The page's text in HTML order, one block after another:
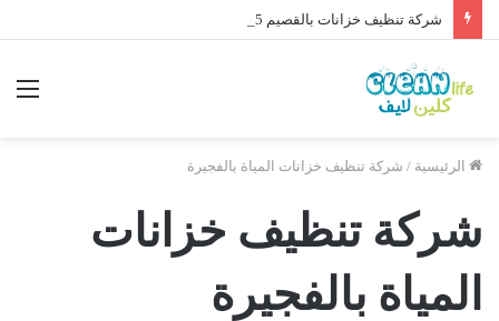
شركة تنظيف خزانات بالقصيم 0564315965 خصم 40%
الرئيسية / شركة تنظيف خزانات المياة بالفجيرة
شركة تنظيف خزانات
المياة بالفجيرة